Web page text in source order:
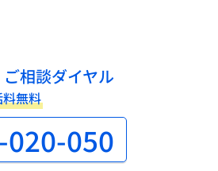
相談ダイヤル
無料
050